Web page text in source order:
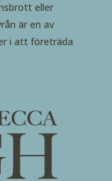
eller
är en av
i att företräda